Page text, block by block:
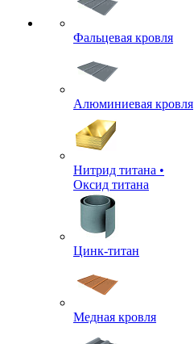
Фальцевая кровля
Алюминиевая кровля
Нитрид титана •
Оксид титана
Цинк-титан
Медная кровля